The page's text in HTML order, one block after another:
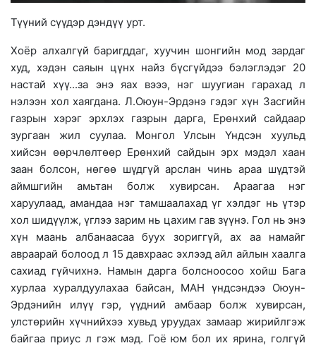
Түүний сүүдэр дэндүү урт.
Хоёр алхалгүй баригддаг, хуучин шонгийн мод зардаг
худ, хэдэн саяын цүнх найз бүсгүйдээ бэлэглэдэг 20
настай хүү...за энэ яах вэээ, нэг шуугиан гарахад л
нэлээн хол хаягдана. Л.Оюун-Эрдэнэ гэдэг хүн Засгийн
газрын хэрэг эрхлэх газрын дарга, Ерөнхий сайдаар
зургаан жил суулаа. Монгол Улсын Үндсэн хуульд
хийсэн өөрчлөлтөөр Ерөнхий сайдын эрх мэдэл хаан
заан болсон, нөгөө шүдгүй арслан чинь араа шүдтэй
аймшгийн амьтан болж хувирсан. Араагаа нэг
харуулаад, амандаа нэг тамшаалахад үг хэлдэг нь үтэр
хол шидүүлж, үглээ зарим нь цахим гав зүүнэ. Гол нь энэ
хүн маань албанаасаа буух зориггүй, ах аа намайг
авраарай болоод л 15 давхраас эхлээд айл айлын хаалга
сахиад гүйчихнэ. Намын дарга болсноосоо хойш Бага
хурлаа хуралдуулахаа байсан, МАН үндсэндээ Оюун-
Эрдэнийн илүү гэр, үүдний амбаар болж хувирсан,
улстөрийн хүчнийхээ хувьд уруудах замаар жирийлгэж
байгаа приус л гэж мэд. Гоё юм бол их ярина, голгүй